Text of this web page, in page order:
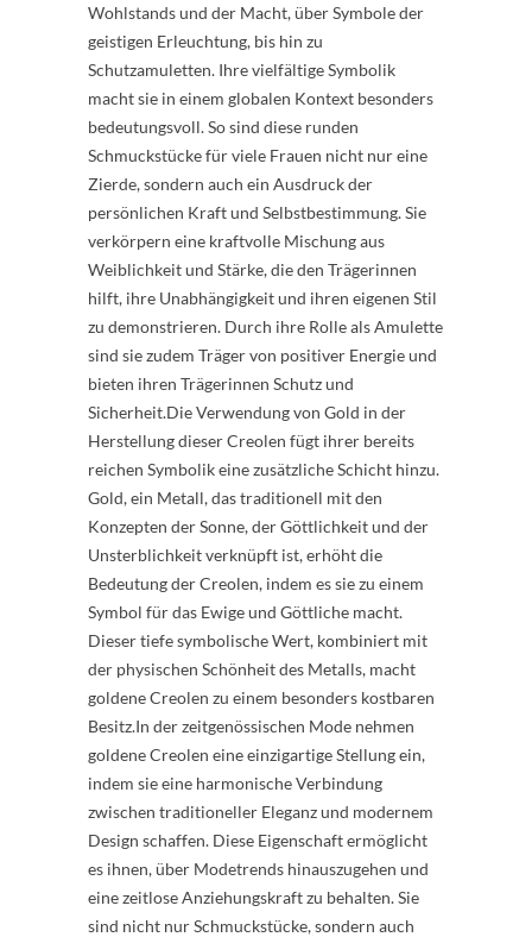
Wohlstands und der Macht, über Symbole der
geistigen Erleuchtung, bis hin zu
Schutzamuletten. Ihre vielfältige Symbolik
macht sie in einem globalen Kontext besonders
bedeutungsvoll. So sind diese runden
Schmuckstücke für viele Frauen nicht nur eine
Zierde, sondern auch ein Ausdruck der
persönlichen Kraft und Selbstbestimmung. Sie
verkörpern eine kraftvolle Mischung aus
Weiblichkeit und Stärke, die den Trägerinnen
hilft, ihre Unabhängigkeit und ihren eigenen Stil
zu demonstrieren. Durch ihre Rolle als Amulette
sind sie zudem Träger von positiver Energie und
bieten ihren Trägerinnen Schutz und
Sicherheit.Die Verwendung von Gold in der
Herstellung dieser Creolen fügt ihrer bereits
reichen Symbolik eine zusätzliche Schicht hinzu.
Gold, ein Metall, das traditionell mit den
Konzepten der Sonne, der Göttlichkeit und der
Unsterblichkeit verknüpft ist, erhöht die
Bedeutung der Creolen, indem es sie zu einem
Symbol für das Ewige und Göttliche macht.
Dieser tiefe symbolische Wert, kombiniert mit
der physischen Schönheit des Metalls, macht
goldene Creolen zu einem besonders kostbaren
Besitz.In der zeitgenössischen Mode nehmen
goldene Creolen eine einzigartige Stellung ein,
indem sie eine harmonische Verbindung
zwischen traditioneller Eleganz und modernem
Design schaffen. Diese Eigenschaft ermöglicht
es ihnen, über Modetrends hinauszugehen und
eine zeitlose Anziehungskraft zu behalten. Sie
sind nicht nur Schmuckstücke, sondern auch